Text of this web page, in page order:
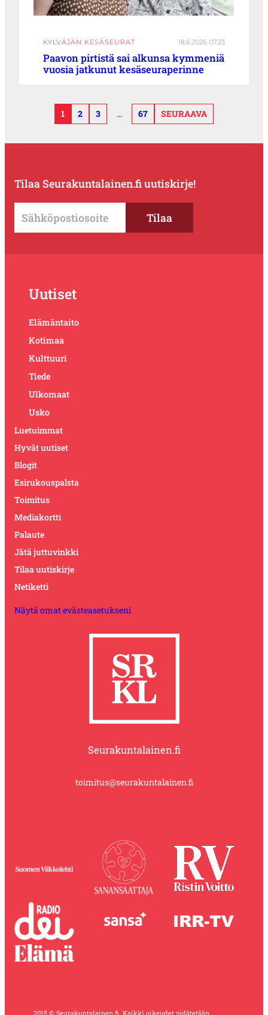
KYLVÄJÄN KESÄSEURAT 18.6.2026 07:23
Paavon pirtistä sai alkunsa kymmeniä
vuosia jatkunut kesäseuraperinne
1 2 3 … 67 SEURAAVA
Tilaa Seurakuntalainen.fi uutiskirje!
Uutiset
Elämäntaito
Kotimaa
Kulttuuri
Tiede
Ulkomaat
Usko
Luetuimmat
Hyvät uutiset
Blogit
Esirukouspalsta
Toimitus
Mediakortti
Palaute
Jätä juttuvinkki
Tilaa uutiskirje
Netiketti
Näytä omat evästeasetukseni
Seurakuntalainen.fi
toimitus@seurakuntalainen.fi
2015 © Seurakuntalainen.fi. Kaikki oikeudet pidätetään.